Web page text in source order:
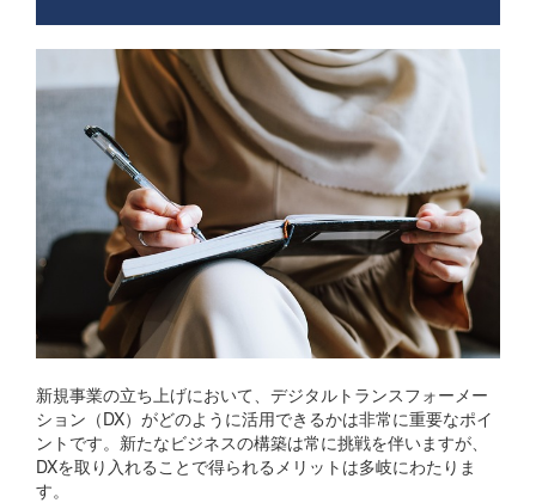
新規事業の立ち上げにおいて、デジタルトランスフォーメー
ション（DX）がどのように活用できるかは非常に重要なポイ
ントです。新たなビジネスの構築は常に挑戦を伴いますが、
DXを取り入れることで得られるメリットは多岐にわたりま
す。